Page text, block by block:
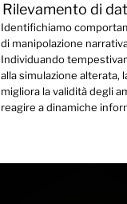
Rilevamento di
Identifichiamo
di manipolazione
Individuando
alla simulazione alterata,
migliora la validità degli
reagire a dinamiche